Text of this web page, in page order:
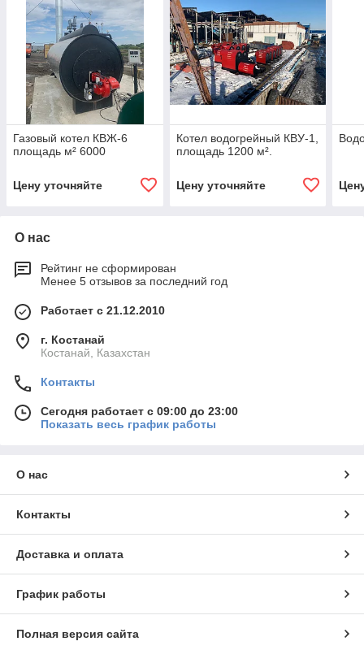
Газовый котел КВЖ-6
площадь м² 6000
Цену уточняйте
Котел водогрейный КВУ-1,
площадь 1200 м².
Цену уточняйте
О нас
Рейтинг не сформирован
Менее 5 отзывов за последний год
Работает с 21.12.2010
г. Костанай
Костанай, Казахстан
Контакты
Сегодня работает с 09:00 до 23:00
Показать весь график работы
О нас
Контакты
Доставка и оплата
График работы
Полная версия сайта